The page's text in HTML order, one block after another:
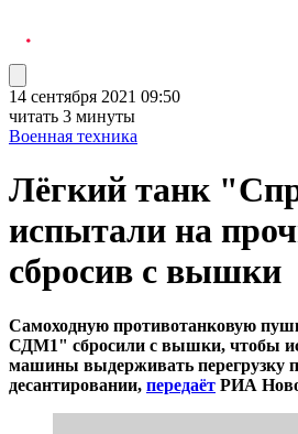
14 сентября 2021 09:50
читать 3 минуты
Военная техника
Лёгкий танк
испытали на
сбросив с вышки
Самоходную противотанковую
СДМ1" сбросили с вышки, чтобы
машины выдерживать перегрузку
десантировании, передаёт РИА